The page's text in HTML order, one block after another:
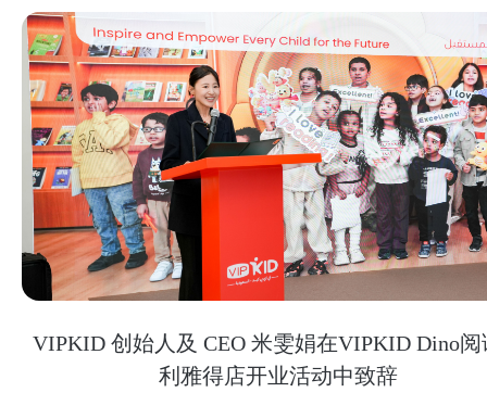
VIPKID 创始人及 CEO 米雯娟在VIPKID Dino阅
利雅得店开业活动中致辞